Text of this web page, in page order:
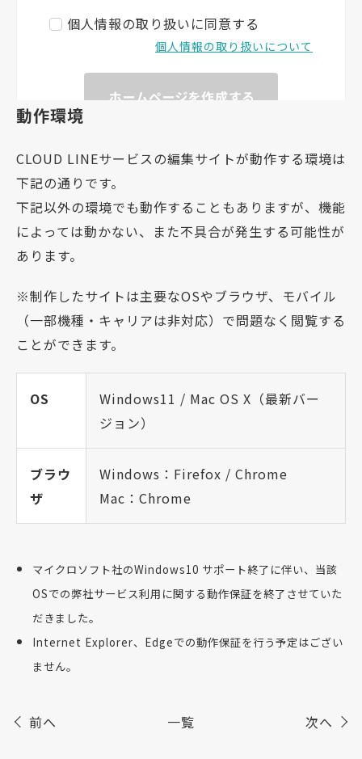
動作環境
CLOUD LINEサービスの編集サイトが動作する環境は
下記の通りです。
下記以外の環境でも動作することもありますが、機能
によっては動かない、また不具合が発生する可能性が
あります。
※制作したサイトは主要なOSやブラウザ、モバイル
（一部機種・キャリアは非対応）で問題なく閲覧する
ことができます。
OS
Windows11 / Mac OS X（最新バー
ジョン）
ブラウ
ザ
Windows：Firefox / Chrome
Mac：Chrome
マイクロソフト社のWindows10 サポート終了に伴い、当該
OSでの弊社サービス利用に関する動作保証を終了させていた
だきました。
Internet Explorer、Edgeでの動作保証を行う予定はござい
ません。
前へ 一覧 次へ